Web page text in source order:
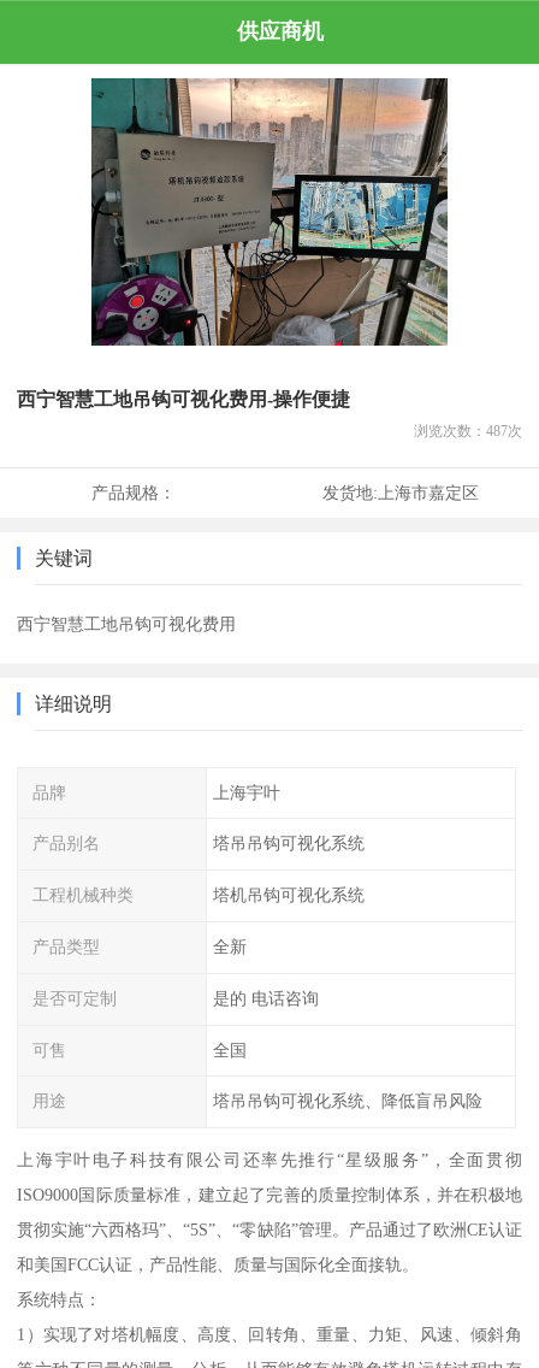
供应商机
西宁智慧工地吊钩可视化费用-操作便捷
浏览次数： 487次
产品规格： 发货地:上海市嘉定区
关键词
西宁智慧工地吊钩可视化费用
详细说明
品牌 上海宇叶
产品别名 塔吊吊钩可视化系统
工程机械种类 塔机吊钩可视化系统
产品类型 全新
是否可定制 是的 电话咨询
可售 全国
用途 塔吊吊钩可视化系统、降低盲吊风险
上海宇叶电子科技有限公司还率先推行“星级服务”，全面贯彻
ISO9000国际质量标准，建立起了完善的质量控制体系，并在积极地
贯彻实施“六西格玛”、“5S”、“零缺陷”管理。产品通过了欧洲CE认证
和美国FCC认证，产品性能、质量与国际化全面接轨。
系统特点：
1）实现了对塔机幅度、高度、回转角、重量、力矩、风速、倾斜角